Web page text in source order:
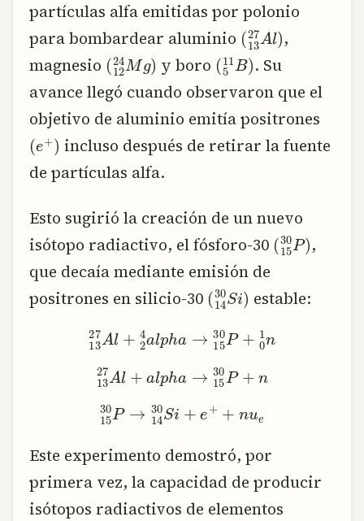
partículas alfa emitidas por polonio
para bombardear aluminio
(13 27
,
magnesio
(12 M g
y boro
(511B
. Su
avance llegó cuando observaron que el
objetivo de aluminio emitía positrones
(e+)
incluso después de retirar la fuente
de partículas alfa.
Esto sugirió la creación de un nuevo
isótopo radiactivo, el fósforo-30
(1530
,
que decaía mediante emisión de
positrones en silicio-30
(1430 Si)
estable:
27Al 2 4alpha → 15 30 P+0
1327Al+alpha→15 30P+
1530 →1430 Si + +nu
Este experimento demostró, por
primera vez, la capacidad de producir
isótopos radiactivos de elementos